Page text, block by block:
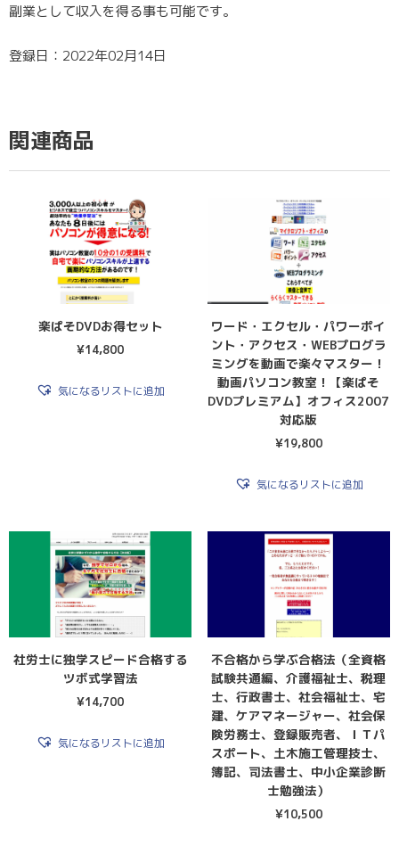
副業として収入を得る事も可能です。
登録日：2022年02月14日
関連商品
楽ぱそDVDお得セット
¥14,800
気になるリストに追加
ワード・エクセル・パワーポイ
ント・アクセス・WEBプログラ
ミングを動画で楽々マスター！
動画パソコン教室！【楽ぱそ
DVDプレミアム】オフィス2007
対応版
¥19,800
気になるリストに追加
社労士に独学スピード合格する
ツボ式学習法
¥14,700
気になるリストに追加
不合格から学ぶ合格法（全資格
試験共通編、介護福祉士、税理
士、行政書士、社会福祉士、宅
建、ケアマネージャー、社会保
険労務士、登録販売者、ＩＴパ
スポート、土木施工管理技士、
簿記、司法書士、中小企業診断
士勉強法）
¥10,500